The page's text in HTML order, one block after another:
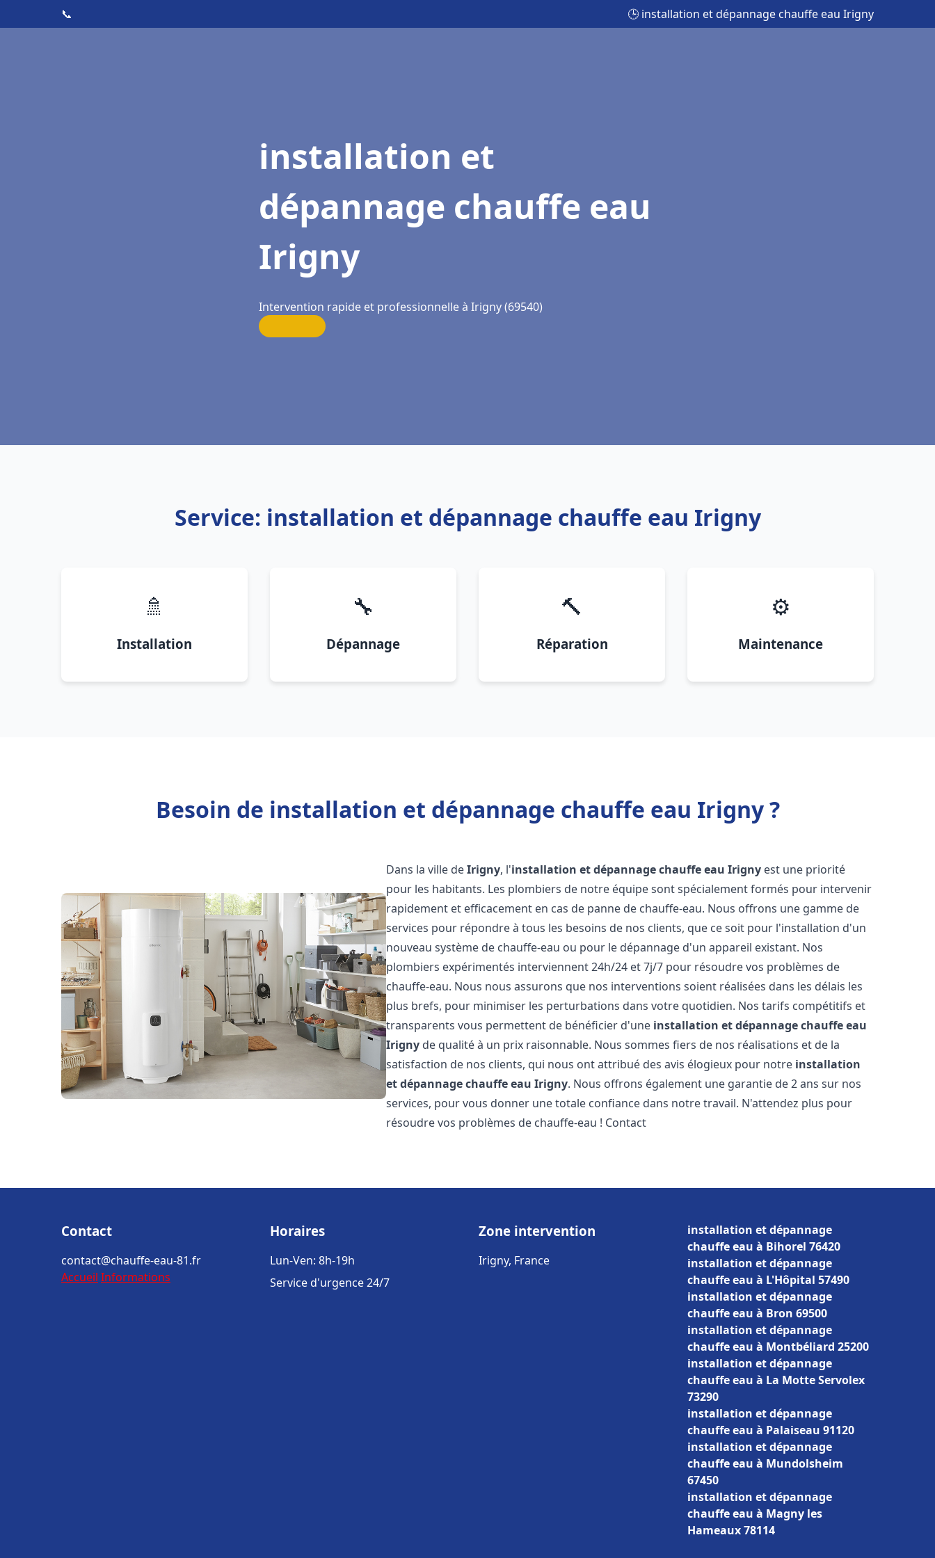
📞 🕒 installation et dépannage chauffe eau Irigny
installation et
dépannage chauffe eau
Irigny
Intervention rapide et professionnelle à Irigny (69540)
Service: installation et dépannage chauffe eau Irigny
🚿
Installation
🔧
Dépannage
🔨
Réparation
⚙️
Maintenance
Besoin de installation et dépannage chauffe eau Irigny ?
Dans la ville deIrigny, l'installation et dépannage chauffe eau Irigny est une priorité
pour les habitants. Les plombiers de notre équipe sont spécialement formés pour intervenir
rapidement et efficacement en cas de panne de chauffe-eau. Nous offrons une gamme de
services pour répondre à tous les besoins de nos clients, que ce soit pour l'installation d'un
nouveau système de chauffe-eau ou pour le dépannage d'un appareil existant. Nos
plombiers expérimentés interviennent 24h/24 et 7j/7 pour résoudre vos problèmes de
chauffe-eau. Nous nous assurons que nos interventions soient réalisées dans les délais les
plus brefs, pour minimiser les perturbations dans votre quotidien. Nos tarifs compétitifs et
transparents vous permettent de bénéficier d'une installation et dépannage chauffe eau
Irigny de qualité à un prix raisonnable. Nous sommes fiers de nos réalisations et de la
satisfaction de nos clients, qui nous ont attribué des avis élogieux pour notre installation
et dépannage chauffe eau Irigny. Nous offrons également une garantie de 2 ans sur nos
services, pour vous donner une totale confiance dans notre travail. N'attendez plus pour
résoudre vos problèmes de chauffe-eau ! Contact
Contact
contact@chauffe-eau-81.fr
Accueil Informations
Horaires
Lun-Ven: 8h-19h
Service d'urgence 24/7
Zone intervention
Irigny, France
installation et dépannage
chauffe eau à Bihorel 76420
installation et dépannage
chauffe eau à L'Hôpital 57490
installation et dépannage
chauffe eau à Bron 69500
installation et dépannage
chauffe eau à Montbéliard 25200
installation et dépannage
chauffe eau à La Motte Servolex
73290
installation et dépannage
chauffe eau à Palaiseau 91120
installation et dépannage
chauffe eau à Mundolsheim
67450
installation et dépannage
chauffe eau à Magny les
Hameaux 78114